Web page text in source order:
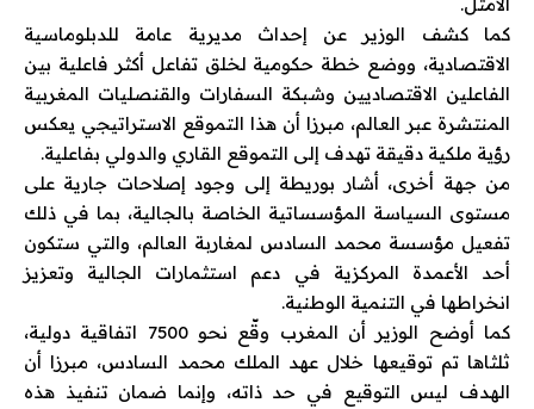
كما كشف الوزير عن إحداث مديرية عامة للدبلوماسية
الاقتصادية، ووضع خطة حكومية لخلق تفاعل أكثر فاعلية بين
الفاعلين الاقتصاديين وشبكة السفارات والقنصليات المغربية
المنتشرة عبر العالم، مبرزا أن هذا التموقع الاستراتيجي يعكس
رؤية ملكية دقيقة تهدف إلى التموقع القاري والدولي بفاعلية.
من جهة أخرى، أشار بوريطة إلى وجود إصلاحات جارية على
مستوى السياسة المؤسساتية الخاصة بالجالية، بما في ذلك
تفعيل مؤسسة محمد السادس لمغاربة العالم، والتي ستكون
أحد الأعمدة المركزية في دعم استثمارات الجالية وتعزيز
انخراطها في التنمية الوطنية.
كما أوضح الوزير أن المغرب وقّع نحو 7500 اتفاقية دولية،
ثلثاها تم توقيعها خلال عهد الملك محمد السادس، مبرزا أن
الهدف ليس التوقيع في حد ذاته، وإنما ضمان تنفيذ هذه